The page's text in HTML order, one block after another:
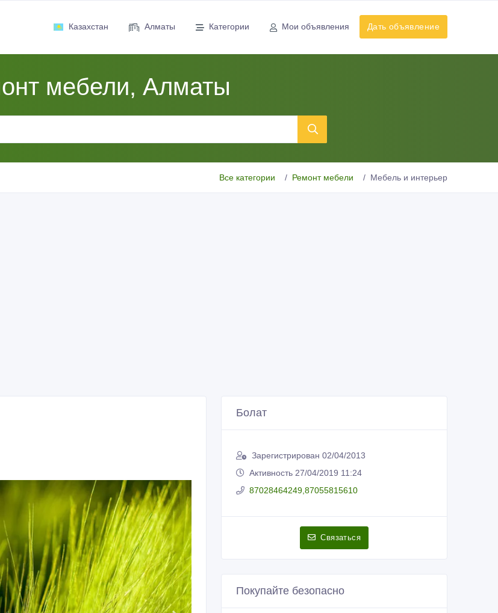
Казахстан Алматы Категории Мои объявления Дать объявление
мебели, Алматы
Все категории Ремонт мебели Мебель и интерьер
Болат
Зарегистрирован 02/04/2013
Активность 27/04/2019 11:24
87028464249,87055815610
Связаться
Покупайте безопасно